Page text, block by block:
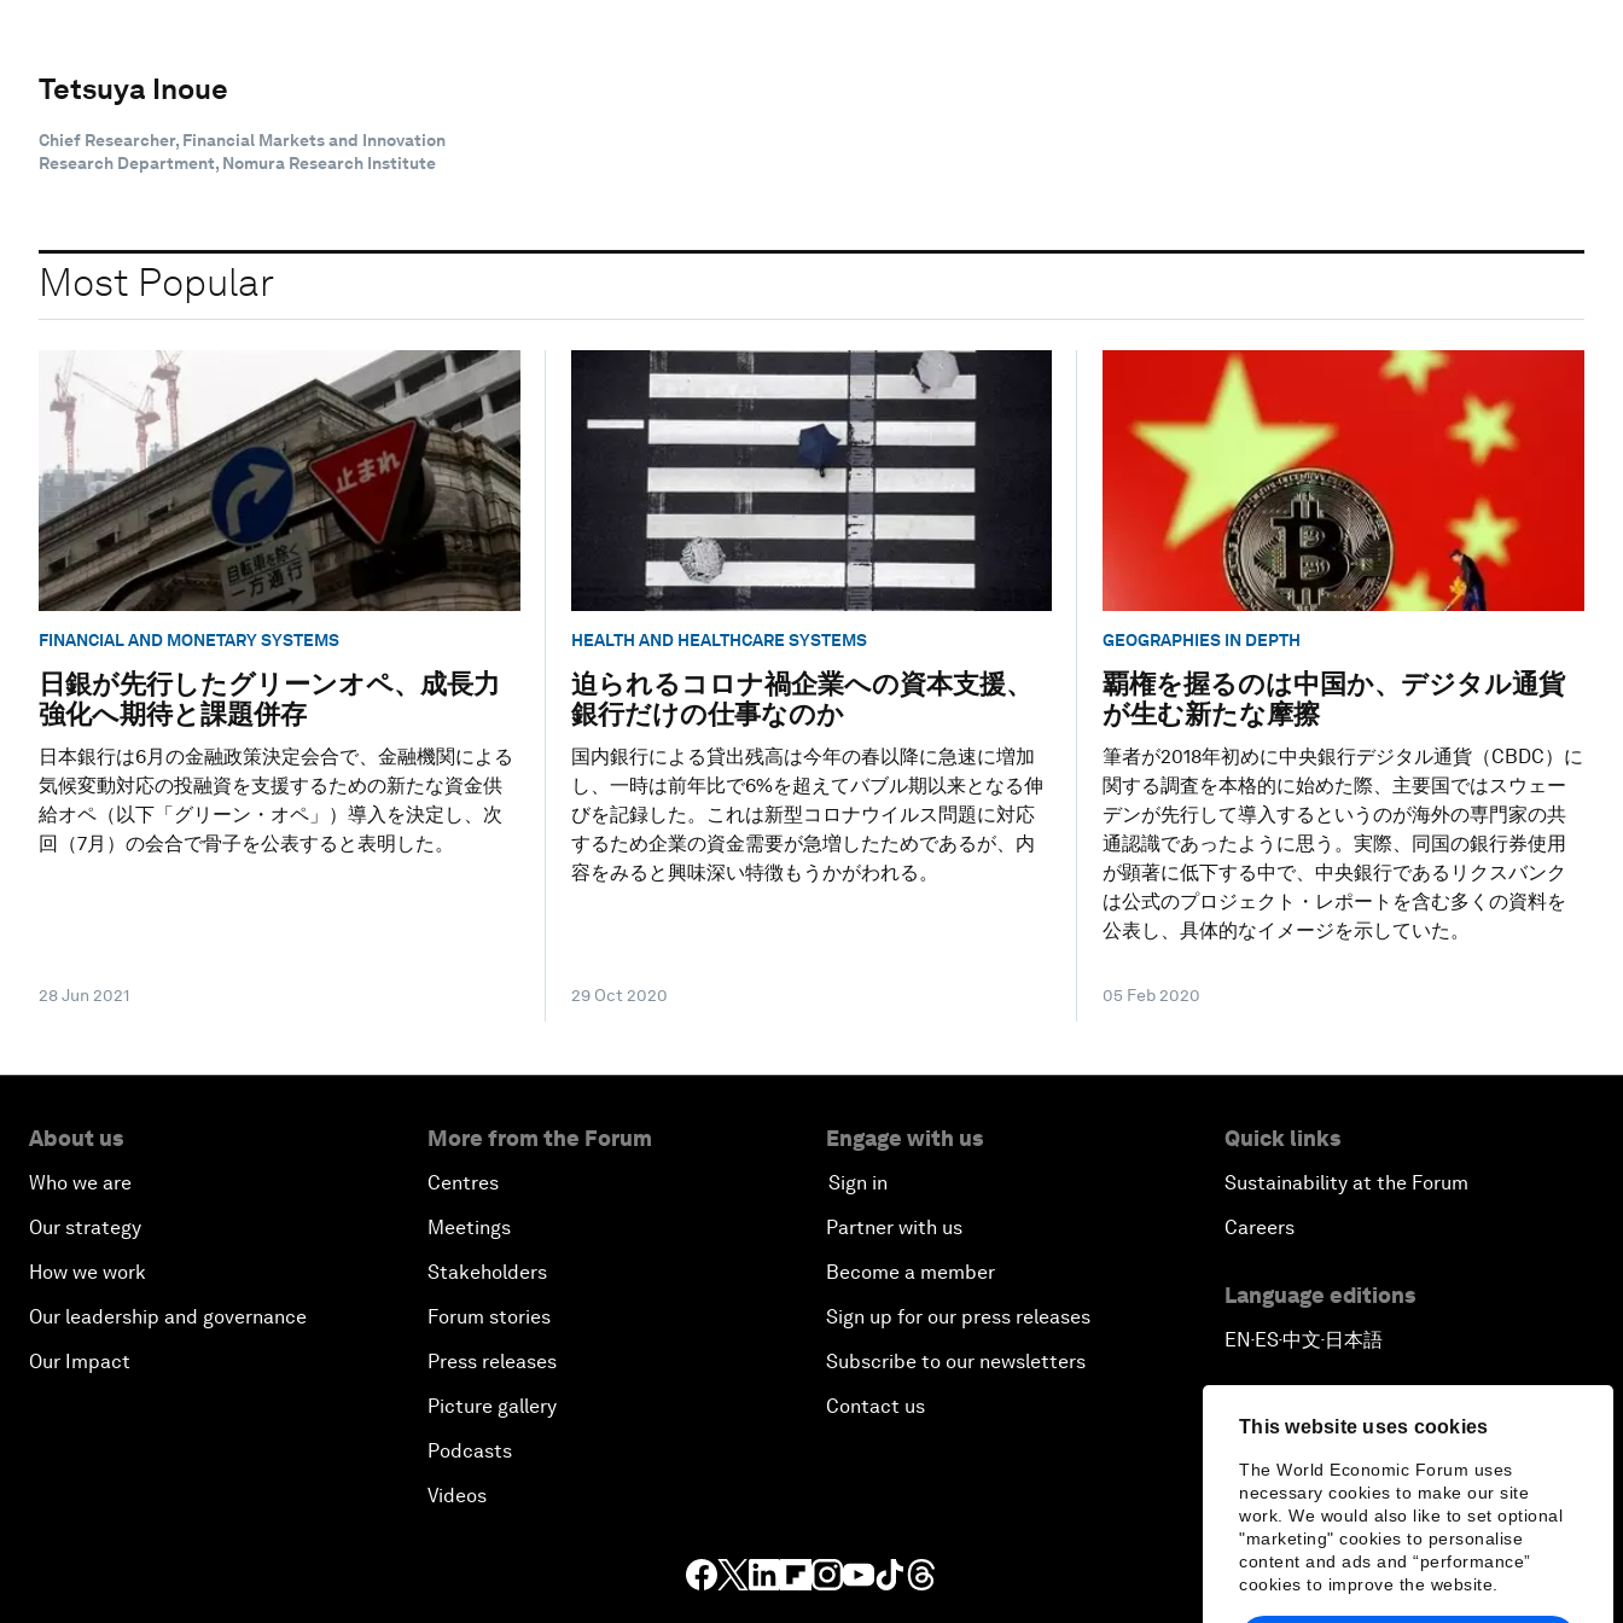
This website uses cookies
The World Economic Forum uses
necessary cookies to make our site
work. We would also like to set optional
"marketing" cookies to personalise
content and ads and “performance”
cookies to improve the website.
Tetsuya Inoue
Chief Researcher, Financial Markets and Innovation
Research Department, Nomura Research Institute
Most Popular
FINANCIAL AND MONETARY SYSTEMS
日銀が先行したグリーンオペ、成長力
強化へ期待と課題併存
日本銀行は6月の金融政策決定会合で、金融機関による
気候変動対応の投融資を支援するための新たな資金供
給オペ（以下「グリーン・オペ」）導入を決定し、次
回（7月）の会合で骨子を公表すると表明した。
28 Jun 2021
HEALTH AND HEALTHCARE SYSTEMS
迫られるコロナ禍企業への資本支援、
銀行だけの仕事なのか
国内銀行による貸出残高は今年の春以降に急速に増加
し、一時は前年比で6%を超えてバブル期以来となる伸
びを記録した。これは新型コロナウイルス問題に対応
するため企業の資金需要が急増したためであるが、内
容をみると興味深い特徴もうかがわれる。
29 Oct 2020
GEOGRAPHIES IN DEPTH
覇権を握るのは中国か、デジタル通貨
が生む新たな摩擦
筆者が2018年初めに中央銀行デジタル通貨（CBDC）に
関する調査を本格的に始めた際、主要国ではスウェー
デンが先行して導入するというのが海外の専門家の共
通認識であったように思う。実際、同国の銀行券使用
が顕著に低下する中で、中央銀行であるリクスバンク
は公式のプロジェクト・レポートを含む多くの資料を
公表し、具体的なイメージを示していた。
05 Feb 2020
About us
Who we are
Our strategy
How we work
Our leadership and governance
Our Impact
More from the Forum
Centres
Meetings
Stakeholders
Forum stories
Press releases
Picture gallery
Podcasts
Videos
Engage with us
Sign in
Partner with us
Become a member
Sign up for our press releases
Subscribe to our newsletters
Contact us
Quick links
Sustainability at the Forum
Careers
Language editions
EN ▪ ES▪中文▪ 日本語